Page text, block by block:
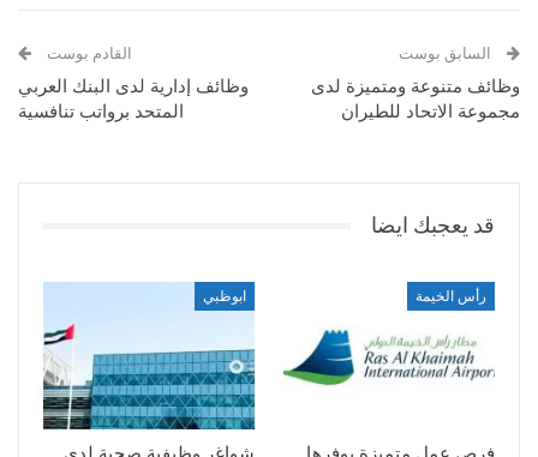
السابق بوست
وظائف متنوعة ومتميزة لدى
مجموعة الاتحاد للطيران
القادم بوست
وظائف إدارية لدى البنك العربي
المتحد برواتب تنافسية
قد يعجبك ايضا
رأس الخيمة ابوظبي